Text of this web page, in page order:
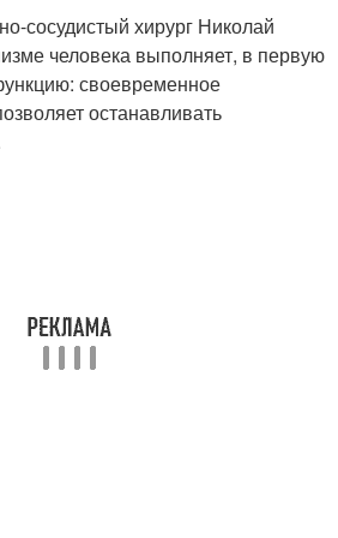
сосудистый хирург Николай
человека выполняет, в первую
своевременное
останавливать